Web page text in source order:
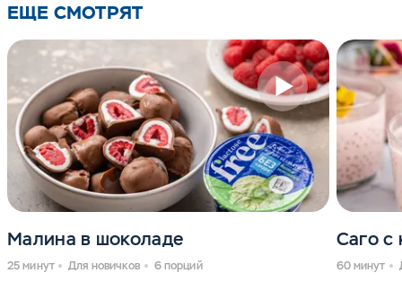
ЕЩЕ СМОТРЯТ
Малина в шоколаде
25 минут Для новичков 6 порций
Саго с
60 минут